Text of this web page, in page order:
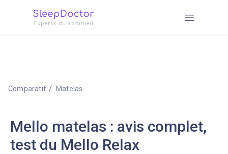
Comparatif Matelas
Mello matelas : avis complet,
test du Mello Relax